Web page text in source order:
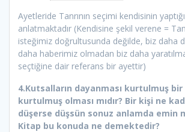
Ayetleride Tanrının seçimi kendisinin
anlatmaktadır (Kendisine şekil verene =
isteğimiz doğrultusunda değilde, biz daha
daha haberimiz olmadan biz daha
seçtiğine dair referans bir ayettir)
4.Kutsalların dayanması kurtulmuş
kurtulmuş olması mıdır? Bir kişi ne
düşerse düşsün sonuz anlamda emin
Kitap bu konuda ne demektedir?